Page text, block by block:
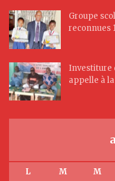
Groupe
reconnues
Investiture
appelle à
L M M